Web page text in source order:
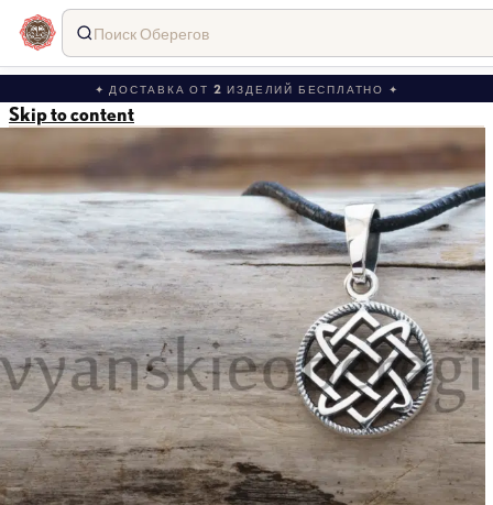
✦ ДОСТАВКА ОТ 2 ИЗДЕЛИЙ БЕСПЛАТНО ✦
Skip to content
Поиск Оберегов